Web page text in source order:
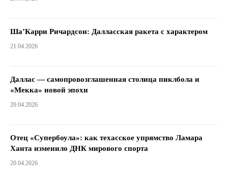
Ша’Карри Ричардсон: Далласская ракета с характером
21.04.2026
Даллас — самопровозглашенная столица пиклбола и
«Мекка» новой эпохи
20.04.2026
Отец «Супербоула»: как техасское упрямство Ламара
Ханта изменило ДНК мирового спорта
20.04.2026